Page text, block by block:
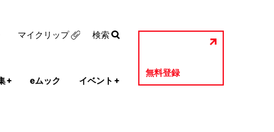
+ eムック イベント +
無料登録
マイクリップ 検索